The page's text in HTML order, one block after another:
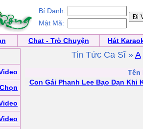
Bí Danh:
Mật Mã:
Chat - Trò Chuyện
Hát
Tin Tức Ca Sĩ » A
Tên
Con Gái Phanh Lee Bạo Dạn Khi